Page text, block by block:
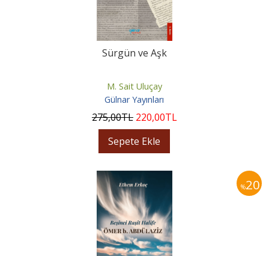
Sürgün ve Aşk
M. Sait Uluçay
Gülnar Yayınları
275,00TL 220,00TL
Sepete Ekle
%20